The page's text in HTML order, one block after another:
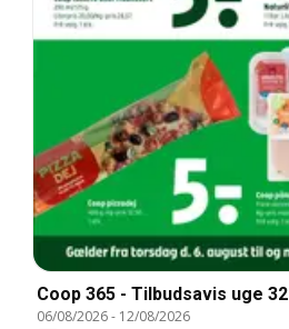
Coop 365 - Tilbudsavis uge 32
06/08/2026- 12/08/2026